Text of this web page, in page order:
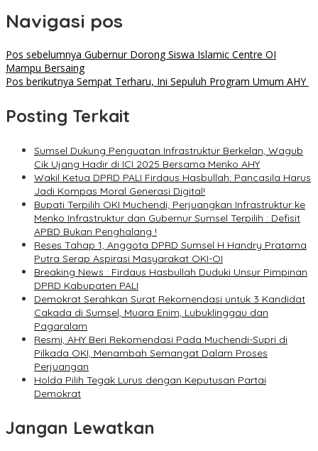
Navigasi pos
Pos sebelumnya Gubernur Dorong Siswa Islamic Centre OI
Mampu Bersaing
Pos berikutnya Sempat Terharu, Ini Sepuluh Program Umum AHY
Posting Terkait
Sumsel Dukung Penguatan Infrastruktur Berkelan, Wagub
Cik Ujang Hadir di ICI 2025 Bersama Menko AHY
Wakil Ketua DPRD PALI Firdaus Hasbullah: Pancasila Harus
Jadi Kompas Moral Generasi Digital!
Bupati Terpilih OKI Muchendi, Perjuangkan Infrastruktur ke
Menko Infrastruktur dan Gubernur Sumsel Terpilih : Defisit
APBD Bukan Penghalang !
Reses Tahap 1, Anggota DPRD Sumsel H Handry Pratama
Putra Serap Aspirasi Masyarakat OKI-OI
Breaking News : Firdaus Hasbullah Duduki Unsur Pimpinan
DPRD Kabupaten PALI
Demokrat Serahkan Surat Rekomendasi untuk 3 Kandidat
Cakada di Sumsel, Muara Enim, Lubuklinggau dan
Pagaralam
Resmi, AHY Beri Rekomendasi Pada Muchendi-Supri di
Pilkada OKI, Menambah Semangat Dalam Proses
Perjuangan
Holda Pilih Tegak Lurus dengan Keputusan Partai
Demokrat
Jangan Lewatkan